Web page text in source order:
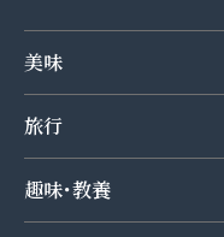
美味
旅行
趣味･教養